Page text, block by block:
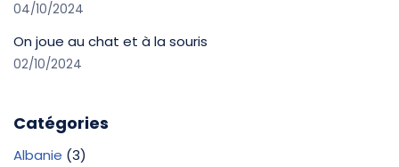
04/10/2024
On joue au chat et à la souris
02/10/2024
Catégories
Albanie (3)